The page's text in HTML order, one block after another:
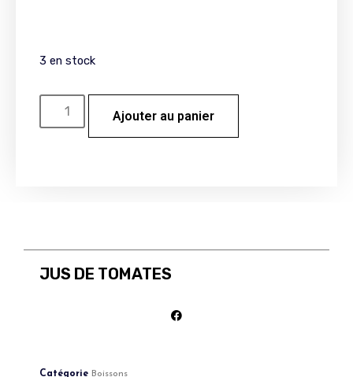
3 en stock
Ajouter au panier
JUS DE TOMATES
Catégorie Boissons